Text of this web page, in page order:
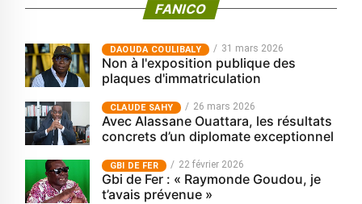
FANICO
‎DAOUDA COULIBALY 31 mars 2026
Non à l'exposition publique des
plaques d'immatriculation
CLAUDE SAHY 26 mars 2026
Avec Alassane Ouattara, les résultats
concrets d’un diplomate exceptionnel
GBI DE FER 22 février 2026
Gbi de Fer : « Raymonde Goudou, je
t’avais prévenue »